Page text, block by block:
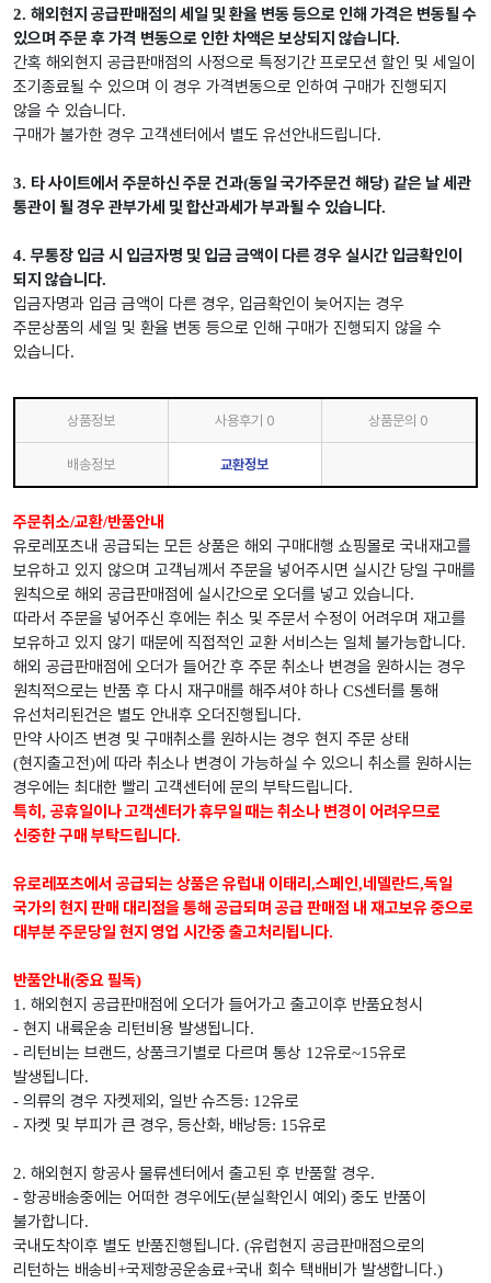
2. 해외현지 공급판매점의 세일 및 환율 변동 등으로 인해 가격은 변동될 수
있으며 주문 후 가격 변동으로 인한 차액은 보상되지 않습니다.
간혹 해외현지 공급판매점의 사정으로 특정기간 프로모션 할인 및 세일이
조기종료될 수 있으며 이 경우 가격변동으로 인하여 구매가 진행되지
않을 수 있습니다.
구매가 불가한 경우 고객센터에서 별도 유선안내드립니다.
3. 타 사이트에서 주문하신 주문 건과(동일 국가주문건 해당) 같은 날 세관
통관이 될 경우 관부가세 및 합산과세가 부과될 수 있습니다.
4. 무통장 입금 시 입금자명 및 입금 금액이 다른 경우 실시간 입금확인이
되지 않습니다.
입금자명과 입금 금액이 다른 경우, 입금확인이 늦어지는 경우
주문상품의 세일 및 환율 변동 등으로 인해 구매가 진행되지 않을 수
있습니다.
상품정보 사용후기 0 상품문의 0
배송정보 교환정보
주문취소/교환/반품안내
유로레포츠내 공급되는 모든 상품은 해외 구매대행 쇼핑몰로 국내재고를
보유하고 있지 않으며 고객님께서 주문을 넣어주시면 실시간 당일 구매를
원칙으로 해외 공급판매점에 실시간으로 오더를 넣고 있습니다.
따라서 주문을 넣어주신 후에는 취소 및 주문서 수정이 어려우며 재고를
보유하고 있지 않기 때문에 직접적인 교환 서비스는 일체 불가능합니다.
해외 공급판매점에 오더가 들어간 후 주문 취소나 변경을 원하시는 경우
원칙적으로는 반품 후 다시 재구매를 해주셔야 하나 CS센터를 통해
유선처리된건은 별도 안내후 오더진행됩니다.
만약 사이즈 변경 및 구매취소를 원하시는 경우 현지 주문 상태
(현지출고전)에 따라 취소나 변경이 가능하실 수 있으니 취소를 원하시는
경우에는 최대한 빨리 고객센터에 문의 부탁드립니다.
특히 , 공휴일이나 고객센터가 휴무일 때는 취소나 변경이 어려우므로
신중한 구매 부탁드립니다.
유로레포츠에서 공급되는 상품은 유럽내 이태리 ,스페인,네델란드,독일
국가의 현지 판매 대리점을 통해 공급되며 공급 판매점 내 재고보유 중으로
대부분 주문당일 현지 영업 시간중 출고처리됩니다.
반품안내(중요 필독)
1. 해외현지 공급판매점에 오더가 들어가고 출고이후 반품요청시
- 현지 내륙운송 리턴비용 발생됩니다.
- 리턴비는 브랜드, 상품크기별로 다르며 통상 12유로~15유로
발생됩니다.
- 의류의 경우 자켓제외 , 일반 슈즈등: 12유로
- 자켓 및 부피가 큰 경우, 등산화, 배낭등: 15유로
2. 해외현지 항공사 물류센터에서 출고된 후 반품할 경우.
- 항공배송중에는 어떠한 경우에도(분실확인시 예외 ) 중도 반품이
불가합니다.
국내도착이후 별도 반품진행됩니다. (유럽현지 공급판매점으로의
리턴하는 배송비 +국제항공운송료+국내 회수 택배비가 발생합니다.)